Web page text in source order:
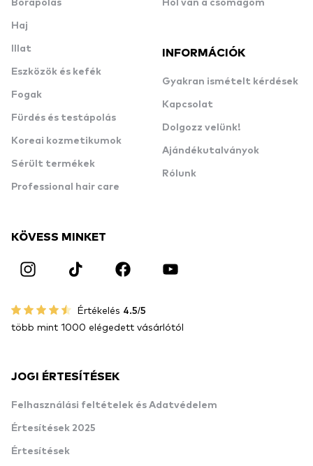
Bőrápolás
Haj
Illat
Eszközök és kefék
Fogak
Fürdés és testápolás
Koreai kozmetikumok
Sérült termékek
Professional hair care
Hol van a csomagom
INFORMÁCIÓK
Gyakran ismételt kérdések
Kapcsolat
Dolgozz velünk!
Ajándékutalványok
Rólunk
KÖVESS MINKET
Értékelés 4.5/5
több mint 1000 elégedett vásárlótól
JOGI ÉRTESÍTÉSEK
Felhasználási feltételek és Adatvédelem
Értesítések 2025
Értesítések